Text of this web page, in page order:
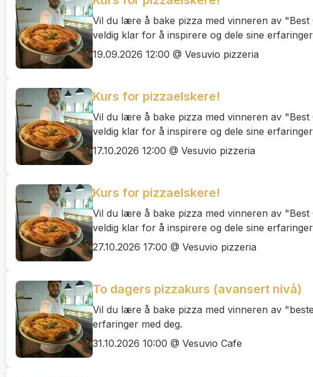
Vil du lære å bake pizza med vinneren av
veldig klar for å inspirere og dele sine
19.09.2026 12:00 @ Vesuvio pizzeria
Kurs for pizzaelskere!
Vil du lære å bake pizza med vinneren av
veldig klar for å inspirere og dele sine
17.10.2026 12:00 @ Vesuvio pizzeria
Kurs for pizzaelskere!
Vil du lære å bake pizza med vinneren av
veldig klar for å inspirere og dele sine
27.10.2026 17:00 @ Vesuvio pizzeria
To dagers pizzakurs (avansert nivå)
Vil du lære å bake pizza med vinneren av
erfaringer med deg.
31.10.2026 10:00 @ Vesuvio Cafe